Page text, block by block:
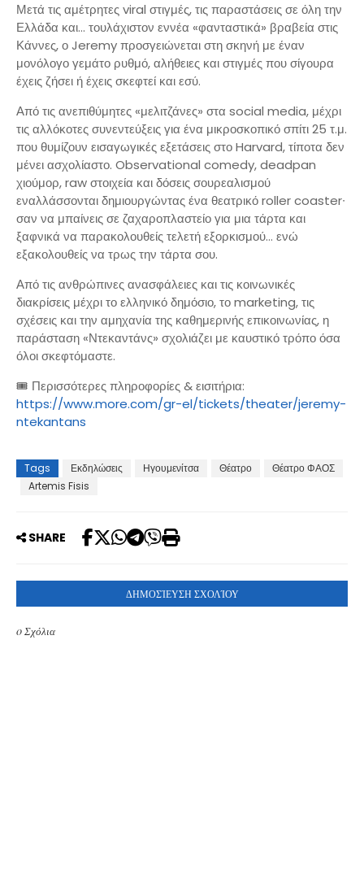
Μετά τις αμέτρητες viral στιγμές, τις παραστάσεις σε όλη την
Ελλάδα και… τουλάχιστον εννέα «φανταστικά» βραβεία στις
Κάννες, ο Jeremy προσγειώνεται στη σκηνή με έναν
μονόλογο γεμάτο ρυθμό, αλήθειες και στιγμές που σίγουρα
έχεις ζήσει ή έχεις σκεφτεί και εσύ.
Από τις ανεπιθύμητες «μελιτζάνες» στα social media, μέχρι
τις αλλόκοτες συνεντεύξεις για ένα μικροσκοπικό σπίτι 25 τ.μ.
που θυμίζουν εισαγωγικές εξετάσεις στο Harvard, τίποτα δεν
μένει ασχολίαστο. Observational comedy, deadpan
χιούμορ, raw στοιχεία και δόσεις σουρεαλισμού
εναλλάσσονται δημιουργώντας ένα θεατρικό roller coaster∙
σαν να μπαίνεις σε ζαχαροπλαστείο για μια τάρτα και
ξαφνικά να παρακολουθείς τελετή εξορκισμού… ενώ
εξακολουθείς να τρως την τάρτα σου.
Από τις ανθρώπινες ανασφάλειες και τις κοινωνικές
διακρίσεις μέχρι το ελληνικό δημόσιο, το marketing, τις
σχέσεις και την αμηχανία της καθημερινής επικοινωνίας, η
παράσταση «Ντεκαντάνς» σχολιάζει με καυστικό τρόπο όσα
όλοι σκεφτόμαστε.
🎟️ Περισσότερες πληροφορίες & εισιτήρια:
https://www.more.com/gr-el/tickets/theater/jeremy-
ntekantans
Tags Εκδηλώσεις Ηγουμενίτσα Θέατρο
Θέατρο ΦΑΟΣ
Artemis Fisis
SHARE
ΔΗΜΟΣΊΕΥΣΗ ΣΧΟΛΊΟΥ
0 Σχόλια